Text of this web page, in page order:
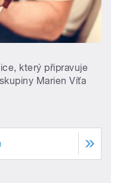
který připravuje
Marien Víťa